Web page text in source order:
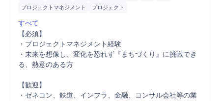
プロジェクトマネジメント
プロジェクト
すべて
【必須】
・プロジェクトマネジメント経験
・未来を想像し、変化を恐れず『まちづくり』に挑戦でき
る、熱意のある方
【歓迎】
・ゼネコン、鉄道、インフラ、金融、コンサル会社等の業